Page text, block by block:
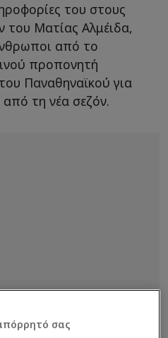
του στους
του Ματίας Αλμέιδα,
από το
προπονητή
Παναθηναϊκού για
από τη νέα σεζόν.
σας